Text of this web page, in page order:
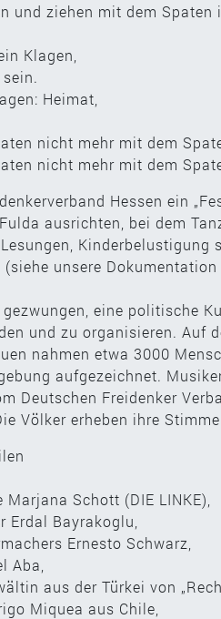
und ziehen mit dem Spaten
Klagen,
Heimat,
nicht mehr mit dem
nicht mehr mit dem
Hessen ein
ausrichten, bei dem
unsere
eine politische
und zu organisieren. Auf
nahmen etwa 3000
aufgezeichnet.
Deutschen Freidenker
Völker erheben ihre
Schott (DIE LINKE),
Erdal Bayrakoglu,
Ernesto Schwarz,
Aba,
aus der Türkei von
Miquea aus Chile,